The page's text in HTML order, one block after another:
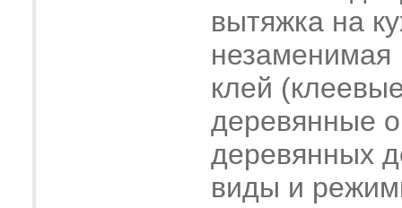
вытяжка на
незаменимая
клей
деревянные
деревянных
виды и